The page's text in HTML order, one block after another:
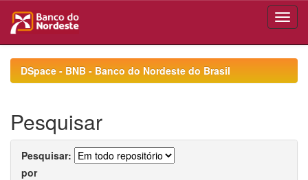
navigationDSpace - BNB - Banco do Nordeste do Brasil
Pesquisar
Pesquisar:
por